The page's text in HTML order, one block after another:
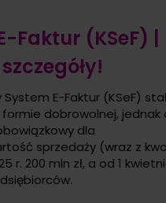
Faktur (KSeF) |
System E-Faktur (KSeF)
dobrowolnej, jednak
dla
sprzedaży (wraz z
r. 200 mln zł, a od 1